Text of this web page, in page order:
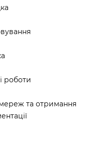
роботи
та отримання